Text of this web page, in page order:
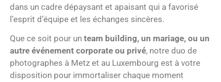
dans un cadre dépaysant et apaisant qui a favorisé
l’esprit d’équipe et les échanges sincères.
Que ce soit pour un team building, un mariage, ou un
autre événement corporate ou privé, notre duo de
photographes à Metz et au Luxembourg est à votre
disposition pour immortaliser chaque moment